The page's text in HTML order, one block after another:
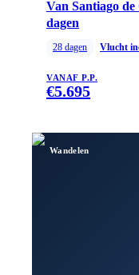
Van Santiago
dagen
28 dagen Vlucht
VANAF P.P.
€5.695
Wandelen